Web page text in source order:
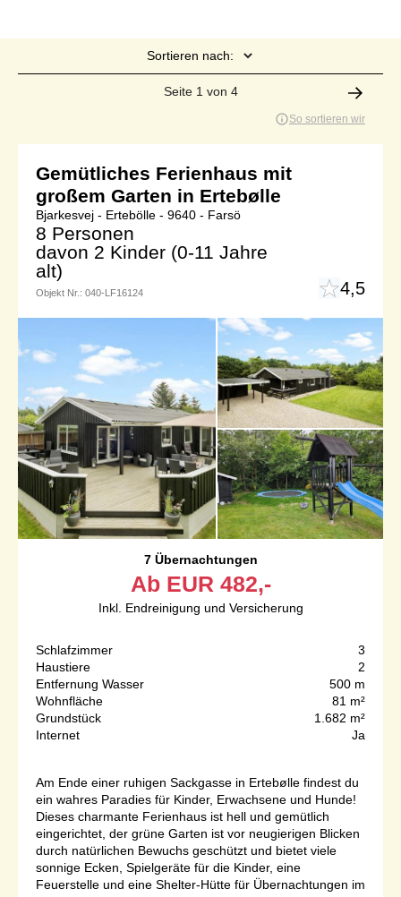
Sortieren nach:
Seite 1 von 4
So sortieren wir
Gemütliches Ferienhaus mit
großem Garten in Ertebølle
Bjarkesvej - Ertebölle - 9640 - Farsö
8 Personen
davon 2 Kinder (0-11 Jahre
alt)
Objekt Nr.: 040-LF16124 4,5
7 Übernachtungen
Ab EUR 482,-
Inkl. Endreinigung und Versicherung
Schlafzimmer
3
Haustiere
2
Entfernung Wasser
500 m
Wohnfläche
81 m²
Grundstück
1.682 m²
Internet
Ja
Am Ende einer ruhigen Sackgasse in Ertebølle findest du
ein wahres Paradies für Kinder, Erwachsene und Hunde!
Dieses charmante Ferienhaus ist hell und gemütlich
eingerichtet, der grüne Garten ist vor neugierigen Blicken
durch natürlichen Bewuchs geschützt und bietet viele
sonnige Ecken, Spielgeräte für die Kinder, eine
Feuerstelle und eine Shelter-Hütte für Übernachtungen im